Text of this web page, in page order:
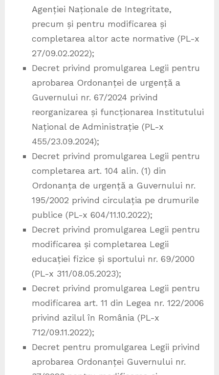
Agenției Naționale de Integritate,
precum și pentru modificarea și
completarea altor acte normative (PL-x
27/09.02.2022);
Decret privind promulgarea Legii pentru
aprobarea Ordonanței de urgență a
Guvernului nr. 67/2024 privind
reorganizarea și funcționarea Institutului
Național de Administrație (PL-x
455/23.09.2024);
Decret privind promulgarea Legii pentru
completarea art. 104 alin. (1) din
Ordonanța de urgență a Guvernului nr.
195/2002 privind circulația pe drumurile
publice (PL-x 604/11.10.2022);
Decret privind promulgarea Legii pentru
modificarea și completarea Legii
educației fizice și sportului nr. 69/2000
(PL-x 311/08.05.2023);
Decret privind promulgarea Legii pentru
modificarea art. 11 din Legea nr. 122/2006
privind azilul în România (PL-x
712/09.11.2022);
Decret pentru promulgarea Legii privind
aprobarea Ordonanței Guvernului nr.